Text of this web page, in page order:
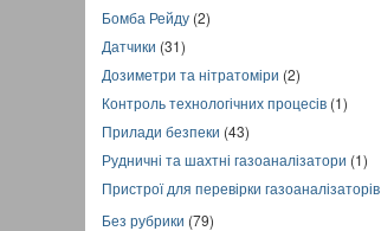
Бомба Рейду (2)
Датчики (31)
Дозиметри та нітратоміри (2)
Контроль технологічних процесів (1)
Прилади безпеки (43)
Рудничні та шахтні газоаналізатори (1)
Пристрої для перевірки газоаналізаторів
Без рубрики (79)